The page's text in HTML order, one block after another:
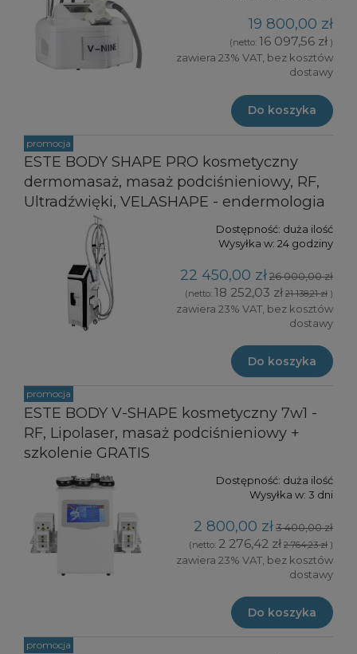
19 800,00 zł
(netto: 16 097,56 zł )
zawiera 23% VAT, bez kosztów
dostawy
Do koszyka
ESTE BODY SHAPE PRO kosmetyczny
dermomasaż, masaż podciśnieniowy, RF,
Ultradźwięki, VELASHAPE - endermologia
Dostępność: duża ilość
Wysyłka w: 24 godziny
22 450,00 zł26 000,00 zł
(netto: 18 252,03 zł 21 138,21 zł )
zawiera 23% VAT, bez kosztów
dostawy
Do koszyka
promocja
ESTE BODY V-SHAPE kosmetyczny 7w1 -
RF, Lipolaser, masaż podciśnieniowy +
szkolenie GRATIS
Dostępność: duża ilość
Wysyłka w: 3 dni
2 800,00 zł3 400,00 zł
(netto: 2 276,42 zł 2 764,23 zł )
zawiera 23% VAT, bez kosztów
dostawy
Do koszyka
promocja
promocja